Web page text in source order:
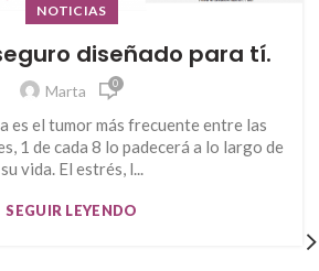
NOTICIAS
diseñado para tí.
Marta 0
es el tumor más frecuente entre las
1 de cada 8 lo padecerá a lo largo de
su vida. El estrés, l...
SEGUIR LEYENDO